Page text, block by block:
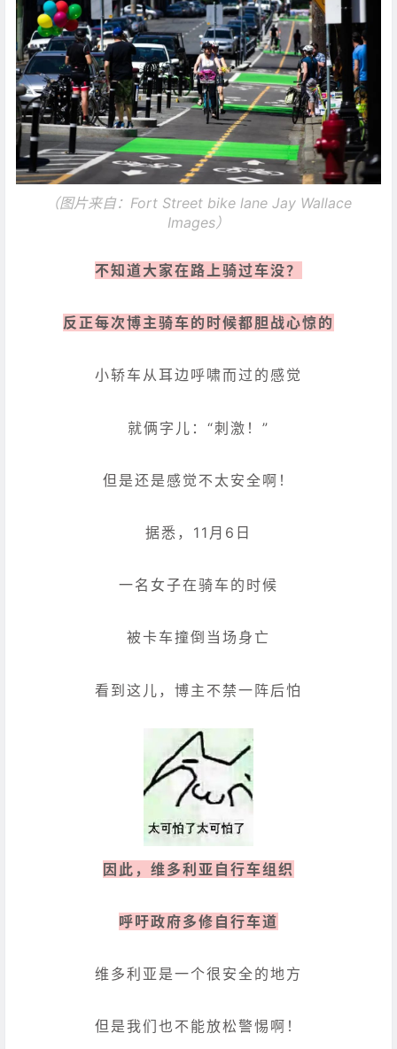
（图片来自：Fort Street bike lane Jay Wallace
Images）
不知道大家在路上骑过车没？
反正每次博主骑车的时候都胆战心惊的
小轿车从耳边呼啸而过的感觉
就俩字儿：“刺激！”
但是还是感觉不太安全啊！
据悉，11月6日
一名女子在骑车的时候
被卡车撞倒当场身亡
看到这儿，博主不禁一阵后怕
因此，维多利亚自行车组织
呼吁政府多修自行车道
维多利亚是一个很安全的地方
但是我们也不能放松警惕啊！